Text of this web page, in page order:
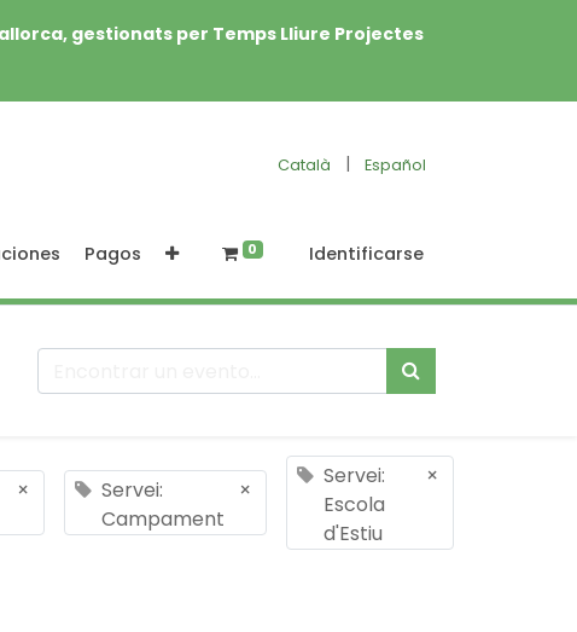
gestionats per Temps Lliure Projectes
Català | Español
Pagos 0 Identificarse
×
Servei:
Campament
×
Servei:
Escola
d'Estiu
×